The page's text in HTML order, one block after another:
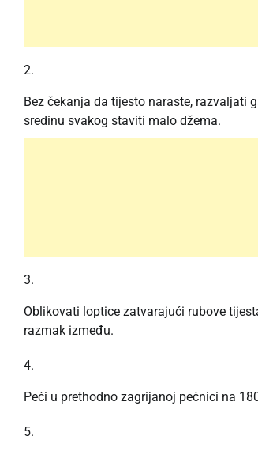
Bez čekanja da tijesto naraste, razvaljati
sredinu svakog staviti malo džema.
Oblikovati loptice zatvarajući rubove
razmak između.
Peći u prethodno zagrijanoj pećnici na